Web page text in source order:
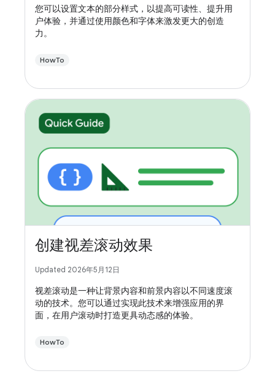
您可以设置文本的部分样式，以提高可读性、提升用
户体验，并通过使用颜色和字体来激发更大的创造
力。
HowTo
创建视差滚动效果
Updated 2026年5月12日
视差滚动是一种让背景内容和前景内容以不同速度滚
动的技术。您可以通过实现此技术来增强应用的界
面，在用户滚动时打造更具动态感的体验。
HowTo